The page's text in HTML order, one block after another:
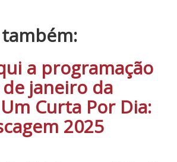
a programação
janeiro da
Curta Por Dia:
2025